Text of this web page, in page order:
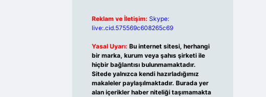
Reklam ve İletişim: Skype:
live:.cid.575569c608265c69
Yasal Uyarı: Bu internet sitesi, herhangi
bir marka, kurum veya şahıs şirketi ile
hiçbir bağlantısı bulunmamaktadır.
Sitede yalnızca kendi hazırladığımız
makaleler paylaşılmaktadır. Burada yer
alan içerikler haber niteliği taşımamakta